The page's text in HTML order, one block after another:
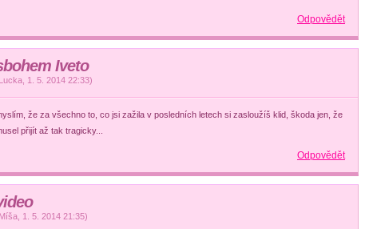
Odpovědět
Iveto
Lucka 1. 5. 2014 22:33)
že za všechno to, co jsi zažila v posledních letech si zasloužíš klid, škoda jen, že
přijít až tak tragicky...
Odpovědět
Míša 1. 5. 2014 21:35)